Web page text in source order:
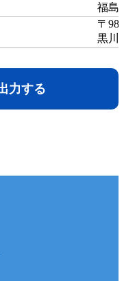
福島
〒
黒川